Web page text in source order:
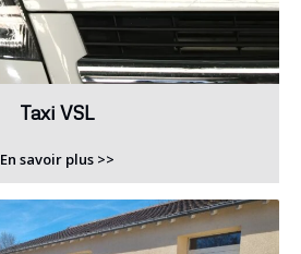
Taxi VSL
En savoir plus >>